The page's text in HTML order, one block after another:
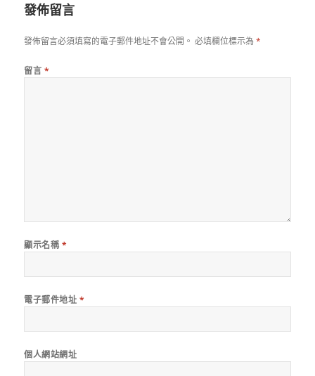
發佈留言
發佈留言必須填寫的電子郵件地址不會公開。 必填欄位標示為*
留言 *
顯示名稱 *
電子郵件地址 *
個人網站網址